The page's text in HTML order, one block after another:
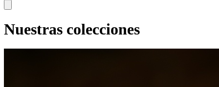
Nuestras colecciones